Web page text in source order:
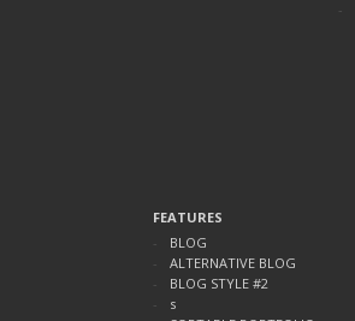
FEATURES
BLOG
ALTERNATIVE BLOG
BLOG STYLE #2
s